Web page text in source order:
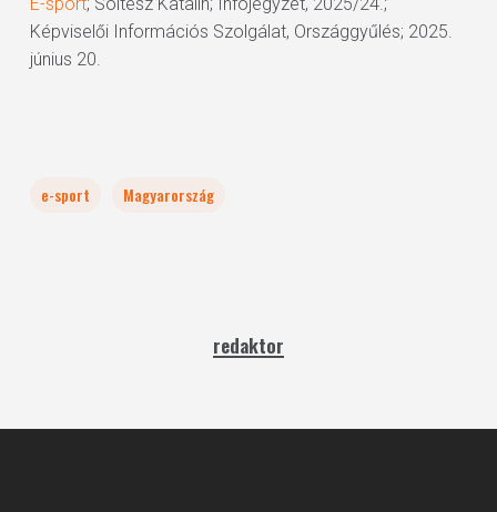
Képviselői Információs Szolgálat, Országgyűlés; 2025.
június 20.
e-sport Magyarország
redaktor